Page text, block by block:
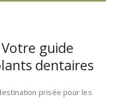
guide
dentaires
prisée pour les